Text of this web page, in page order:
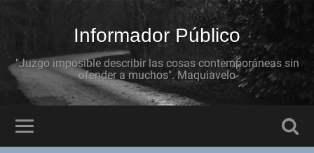
Informador Público
"Juzgo imposible describir las cosas contemporáneas sin
ofender a muchos". Maquiavelo